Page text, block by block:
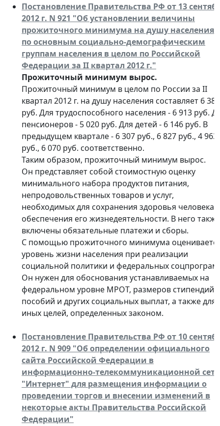
Постановление Правительства РФ от 13
2012 г. N 921 "Об установлении величины
прожиточного минимума на душу населения
по основным социально-демографическим
группам населения в целом по Российской
Федерации за II квартал 2012 г."
Прожиточный минимум вырос.
Прожиточный минимум в целом по России за II
квартал 2012 г. на душу населения составляет 6 385
руб. Для трудоспособного населения - 6 913 руб.
пенсионеров - 5 020 руб. Для детей - 6 146 руб. В
предыдущем квартале - 6 307 руб., 6 827 руб., 4 963
руб., 6 070 руб. соответственно.
Таким образом, прожиточный минимум вырос.
Он представляет собой стоимостную оценку
минимального набора продуктов питания,
непродовольственных товаров и услуг,
необходимых для сохранения здоровья человека
обеспечения его жизнедеятельности. В него также
включены обязательные платежи и сборы.
С помощью прожиточного минимума
уровень жизни населения при реализации
социальной политики и федеральных
Он нужен для обоснования устанавливаемых на
федеральном уровне МРОТ, размеров стипендий,
пособий и других социальных выплат, а также для
иных целей, определенных законом.
Постановление Правительства РФ от 10
2012 г. N 909 "Об определении официального
сайта Российской Федерации в
информационно-телекоммуникационной
"Интернет" для размещения информации о
проведении торгов и внесении изменений в
некоторые акты Правительства Российской
Федерации"